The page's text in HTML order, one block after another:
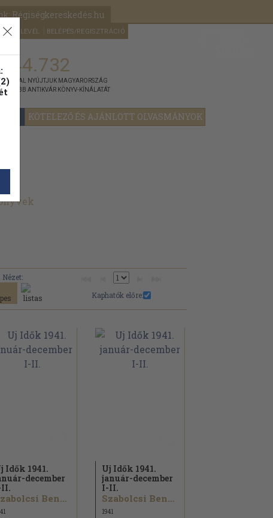
Régiségkereskedés.hu
HÍRLEVÉL BELÉPÉS/REGISZTRÁCIÓ
KÖTELEZŐ ÉS AJÁNLOTT OLVASMÁNYOK
NYÚJTJUK MAGYARORSZÁG
ANTIKVÁR KÖNYV-KÍNÁLATÁT
Nézet:
Kaphatók előre:
Idők 1941.
december
Szabolcsi Bence...
Uj Idők 1941.
január-december
I-II.
Szabolcsi Bence...
1941